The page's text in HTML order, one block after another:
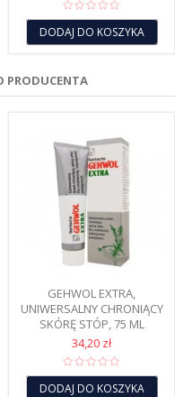
DODAJ DO KOSZYKA
PRODUCENTA
GEHWOL EXTRA,
UNIWERSALNY CHRONIĄCY
SKÓRĘ STÓP, 75 ML
34,20 zł
DODAJ DO KOSZYKA